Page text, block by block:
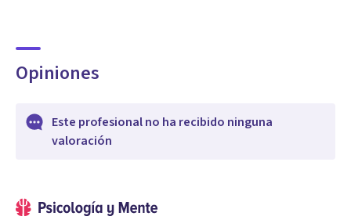
Opiniones
Este profesional no ha recibido ninguna
valoración